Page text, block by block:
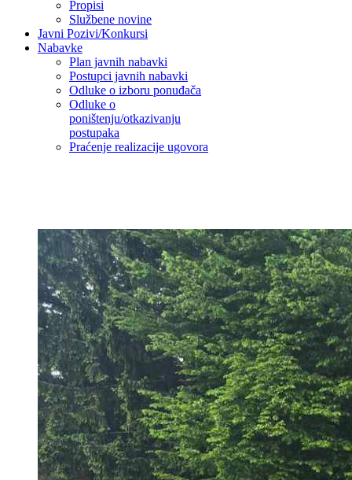
Propisi
Službene novine
Javni Pozivi/Konkursi
Nabavke
Plan javnih nabavki
Postupci javnih nabavki
Odluke o izboru ponuđača
Odluke o
poništenju/otkazivanju
postupaka
Praćenje realizacije ugovora